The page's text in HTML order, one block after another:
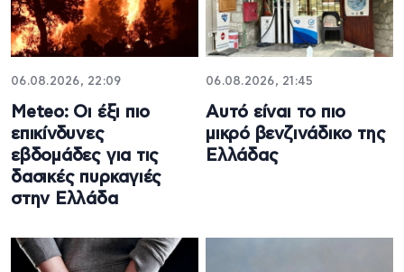
06.08.2026, 22:09
Meteo: Οι έξι πιο
επικίνδυνες
εβδομάδες για τις
δασικές πυρκαγιές
στην Ελλάδα
06.08.2026, 21:45
Αυτό είναι το πιο
μικρό βενζινάδικο της
Ελλάδας